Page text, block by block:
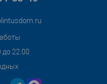
до 22:00